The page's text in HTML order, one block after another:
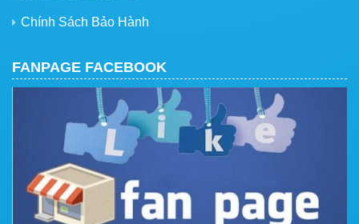
Chính Sách Bảo Hành
FANPAGE FACEBOOK